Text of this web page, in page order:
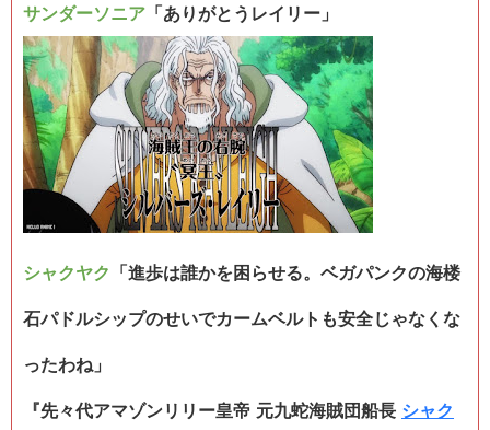
サンダーソニア 「ありがとうレイリー」
シャクヤク 「進歩は誰かを困らせる。ベガパンクの海楼
石パドルシップのせいでカームベルトも安全じゃなくな
ったわね」
『先々代アマゾンリリー皇帝 元九蛇海賊団船長 シャク